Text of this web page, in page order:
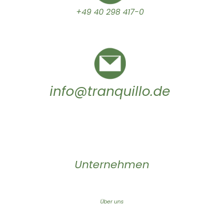
+49 40 298 417-0
info@tranquillo.de
Unternehmen
Über uns